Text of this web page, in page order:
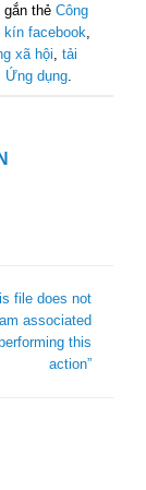
thẻ Công
kín facebook
xã hội tải
Ứng dụng
file does not
associated
this
action”